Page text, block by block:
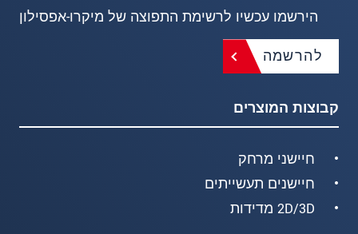
הירשמו עכשיו לרשימת התפוצה של מיקרו-אפסילון
להרשמה
קבוצות המוצרים
חיישני מרחק
חיישנים תעשייתים
2D/3D מדידות